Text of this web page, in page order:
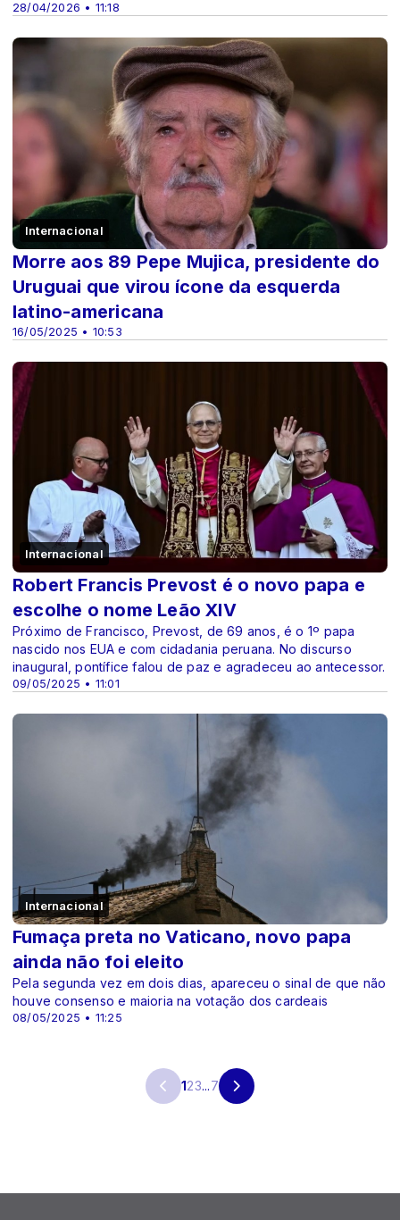
28/04/2026 • 11:18
Internacional
16/05/2025 • 10:53
Morre aos 89 Pepe Mujica, presidente do
Uruguai que virou ícone da esquerda
latino-americana
Internacional
09/05/2025 • 11:01
Robert Francis Prevost é o novo papa e
escolhe o nome Leão XIV
Próximo de Francisco, Prevost, de 69 anos, é o 1º papa
nascido nos EUA e com cidadania peruana. No discurso
inaugural, pontífice falou de paz e agradeceu ao antecessor.
Internacional
08/05/2025 • 11:25
Fumaça preta no Vaticano, novo papa
ainda não foi eleito
Pela segunda vez em dois dias, apareceu o sinal de que não
houve consenso e maioria na votação dos cardeais
123...7